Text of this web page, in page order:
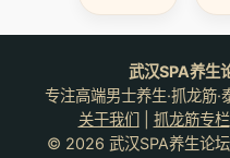
武汉SPA养生
专注高端男士养生·抓龙筋·
关于我们
抓龙筋专栏
© 2026 武汉SPA养生论坛